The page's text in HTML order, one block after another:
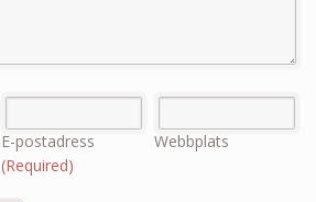
E-postadress
(Required)
Webbplats